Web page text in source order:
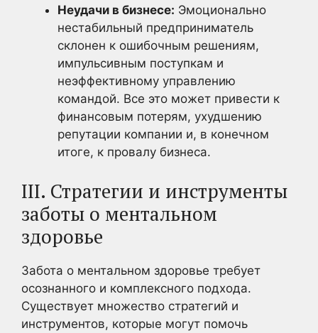
Неудачи в бизнесе: Эмоционально
нестабильный предприниматель
склонен к ошибочным решениям,
импульсивным поступкам и
неэффективному управлению
командой. Все это может привести к
финансовым потерям, ухудшению
репутации компании и, в конечном
итоге, к провалу бизнеса.
III. Стратегии и инструменты
заботы о ментальном
здоровье
Забота о ментальном здоровье требует
осознанного и комплексного подхода.
Существует множество стратегий и
инструментов, которые могут помочь